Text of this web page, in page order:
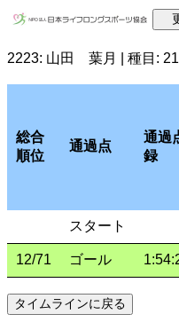
2223: 山田 葉月 | 種目:
総合
順位
通過点
通過
録
スタート
12/71 ゴール